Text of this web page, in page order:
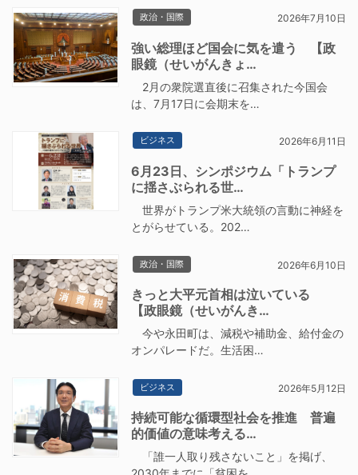
政治・国際 2026年7月10日
強い総理ほど国会に気を遣う 【政
眼鏡（せいがんきょ…
2月の衆院選直後に召集された今国会
は、7月17日に会期末を…
ビジネス 2026年6月11日
6月23日、シンポジウム「トランプ
に揺さぶられる世…
世界がトランプ米大統領の言動に神経を
とがらせている。202…
政治・国際 2026年6月10日
きっと大平元首相は泣いている
【政眼鏡（せいがんき…
今や永田町は、減税や補助金、給付金の
オンパレードだ。生活困…
ビジネス 2026年5月12日
持続可能な循環型社会を推進 普遍
的価値の意味考える…
「誰一人取り残さないこと」を掲げ、